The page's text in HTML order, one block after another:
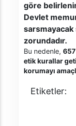
göre
Devlet
zorundadır.
Bu nedenle,
etik kurallar
korumayı
Etiketler: